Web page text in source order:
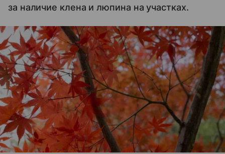
за наличие клена и люпина на участках.